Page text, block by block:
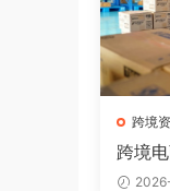
跨境
跨境
的5种